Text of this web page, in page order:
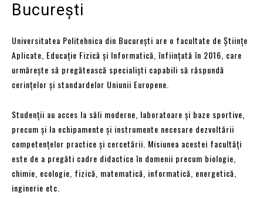
București
Universitatea Politehnica din București are o facultate de Științe
Aplicate, Educație Fizică și Informatică, înființată în 2016, care
urmărește să pregătească specialiști capabili să răspundă
cerințelor și standardelor Uniunii Europene.
Studenții au acces la săli moderne, laboratoare și baze sportive,
precum și la echipamente și instrumente necesare dezvoltării
competențelor practice și cercetării. Misiunea acestei facultăți
este de a pregăti cadre didactice în domenii precum biologie,
chimie, ecologie, fizică, matematică, informatică, energetică,
inginerie etc.